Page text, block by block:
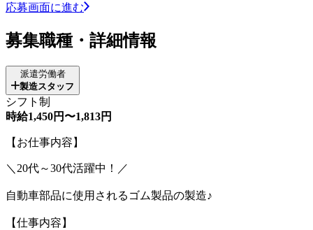
応募画面に進む
募集職種・詳細情報
派遣労働者
製造スタッフ
シフト制
時給1,450円〜1,813円
【お仕事内容】
＼20代～30代活躍中！／
自動車部品に使用されるゴム製品の製造♪
【仕事内容】